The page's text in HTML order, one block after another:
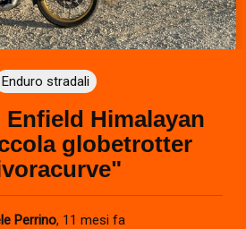
Enduro stradali
Enfield Himalayan
globetrotter
Perrino, 11 mesi fa